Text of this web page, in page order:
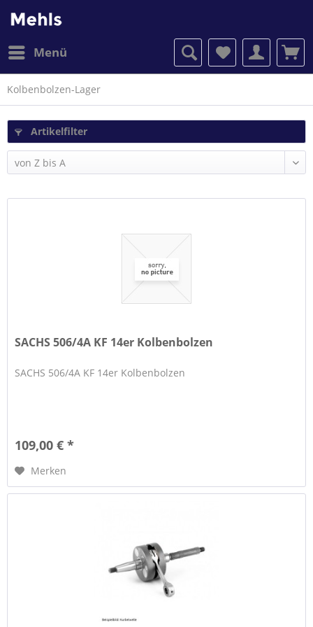
Menü
Kolbenbolzen-Lager
Artikelfilter
SACHS 506/4A KF 14er Kolbenbolzen
SACHS 506/4A KF 14er Kolbenbolzen
109,00 € *
Merken